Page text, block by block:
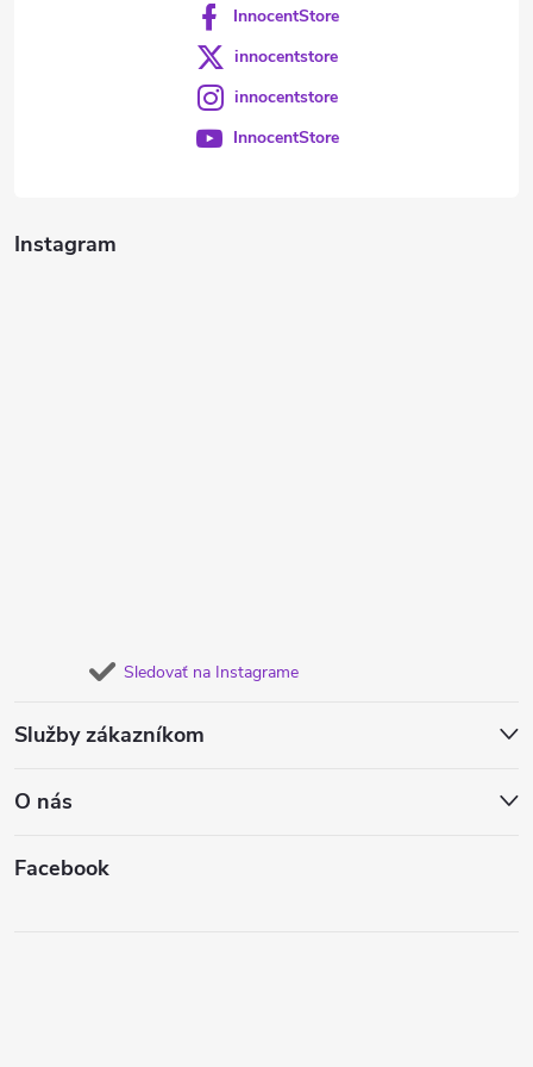
Instagram
Sledovať na Instagrame
Služby zákazníkom
O nás
Facebook
InnocentStore
innocentstore
innocentstore
InnocentStore